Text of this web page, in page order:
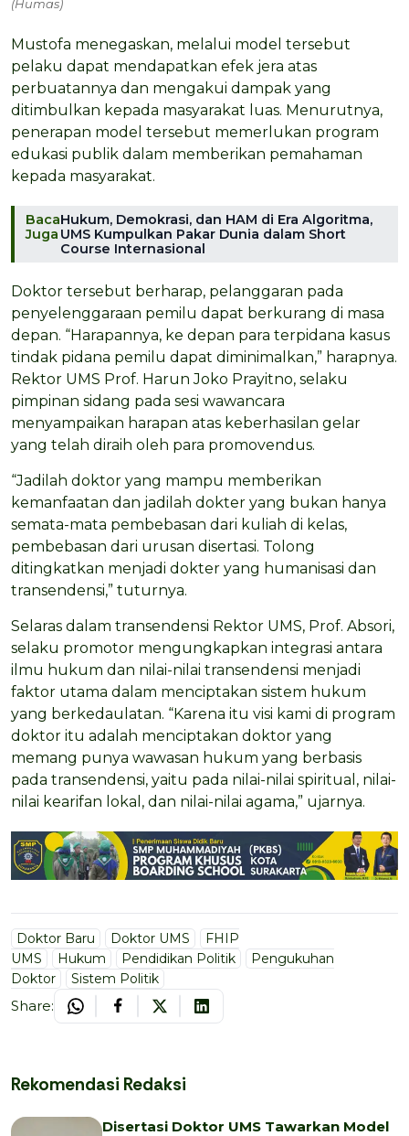
(Humas)
Mustofa menegaskan, melalui model tersebut
pelaku dapat mendapatkan efek jera atas
perbuatannya dan mengakui dampak yang
ditimbulkan kepada masyarakat luas. Menurutnya,
penerapan model tersebut memerlukan program
edukasi publik dalam memberikan pemahaman
kepada masyarakat.
Baca
Juga
Hukum, Demokrasi, dan HAM di Era Algoritma,
UMS Kumpulkan Pakar Dunia dalam Short
Course Internasional
Doktor tersebut berharap, pelanggaran pada
penyelenggaraan pemilu dapat berkurang di masa
depan. “Harapannya, ke depan para terpidana kasus
tindak pidana pemilu dapat diminimalkan,” harapnya.
Rektor UMS Prof. Harun Joko Prayitno, selaku
pimpinan sidang pada sesi wawancara
menyampaikan harapan atas keberhasilan gelar
yang telah diraih oleh para promovendus.
“Jadilah doktor yang mampu memberikan
kemanfaatan dan jadilah dokter yang bukan hanya
semata-mata pembebasan dari kuliah di kelas,
pembebasan dari urusan disertasi. Tolong
ditingkatkan menjadi dokter yang humanisasi dan
transendensi,” tuturnya.
Selaras dalam transendensi Rektor UMS, Prof. Absori,
selaku promotor mengungkapkan integrasi antara
ilmu hukum dan nilai-nilai transendensi menjadi
faktor utama dalam menciptakan sistem hukum
yang berkedaulatan. “Karena itu visi kami di program
doktor itu adalah menciptakan doktor yang
memang punya wawasan hukum yang berbasis
pada transendensi, yaitu pada nilai-nilai spiritual, nilai-
nilai kearifan lokal, dan nilai-nilai agama,” ujarnya.
Doktor Baru Doktor UMS
FHIP
UMS
Hukum Pendidikan Politik
Pengukuhan
Doktor
Sistem Politik
Share:
Rekomendasi Redaksi
Disertasi Doktor UMS Tawarkan Model